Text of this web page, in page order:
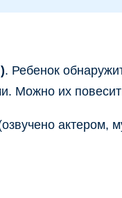
. Ребенок
их
актером,